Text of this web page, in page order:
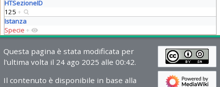
HTSezioneID
125 +
Istanza
Specie +
Questa pagina è stata modificata per
l'ultima volta il 24 ago 2025 alle 00:42.
Il contenuto è disponibile in base alla